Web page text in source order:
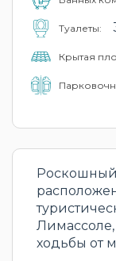
Туалеты:
Крытая
Роскошный
Лимассоле,
ходьбы от